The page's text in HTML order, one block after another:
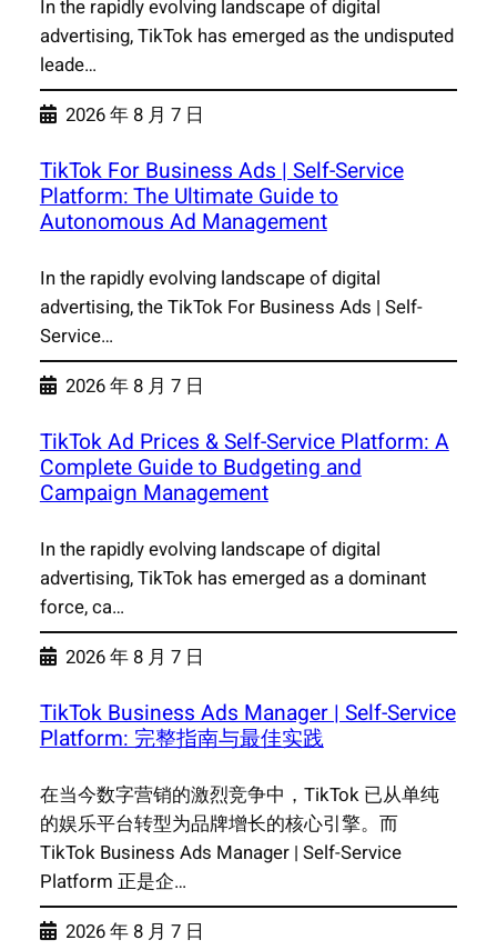
In the rapidly evolving landscape of digital
advertising, TikTok has emerged as the undisputed
leade…
2026 年 8 月 7 日
TikTok For Business Ads | Self-Service
Platform: The Ultimate Guide to
Autonomous Ad Management
In the rapidly evolving landscape of digital
advertising, the TikTok For Business Ads | Self-
Service…
2026 年 8 月 7 日
TikTok Ad Prices & Self-Service Platform: A
Complete Guide to Budgeting and
Campaign Management
In the rapidly evolving landscape of digital
advertising, TikTok has emerged as a dominant
force, ca…
2026 年 8 月 7 日
TikTok Business Ads Manager | Self-Service
Platform: 完整指南与最佳实践
在当今数字营销的激烈竞争中，TikTok 已从单纯
的娱乐平台转型为品牌增长的核心引擎。而
TikTok Business Ads Manager | Self-Service
Platform 正是企…
2026 年 8 月 7 日